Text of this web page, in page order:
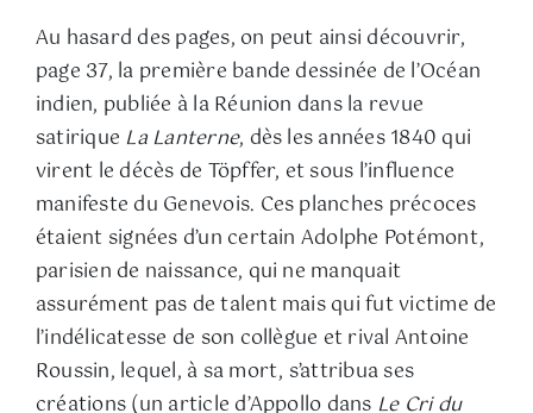
Au hasard des pages, on peut ainsi découvrir,
page 37, la première bande dessinée de l’Océan
indien, publiée à la Réunion dans la revue
satirique La Lanterne, dès les années 1840 qui
virent le décès de Töpffer, et sous l’influence
manifeste du Genevois. Ces planches précoces
étaient signées d’un certain Adolphe Potémont,
parisien de naissance, qui ne manquait
assurément pas de talent mais qui fut victime de
l’indélicatesse de son collègue et rival Antoine
Roussin, lequel, à sa mort, s’attribua ses
créations (un article d’Appollo dans Le Cri du